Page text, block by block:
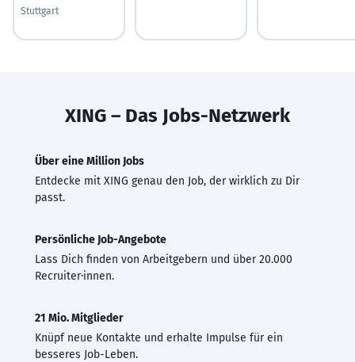
Stuttgart
XING – Das Jobs-Netzwerk
Über eine Million Jobs
Entdecke mit XING genau den Job, der wirklich zu Dir
passt.
Persönliche Job-Angebote
Lass Dich finden von Arbeitgebern und über 20.000
Recruiter·innen.
21 Mio. Mitglieder
Knüpf neue Kontakte und erhalte Impulse für ein
besseres Job-Leben.